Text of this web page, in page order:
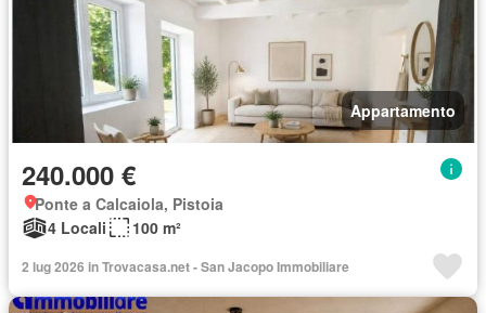
Appartamento
240.000 €
Ponte a Calcaiola, Pistoia
4 Locali
100 m²
2 lug 2026 in Trovacasa.net - San Jacopo Immobiliare